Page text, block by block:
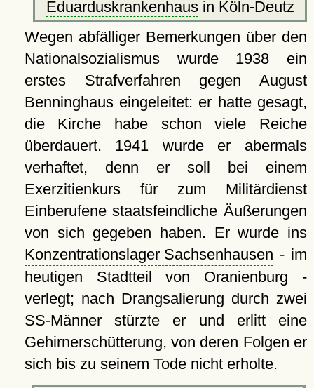
Eduarduskrankenhausin Köln-Deutz
Wegen abfälliger Bemerkungen über den
Nationalsozialismus wurde 1938 ein
erstes Strafverfahren gegen August
Benninghaus eingeleitet: er hatte gesagt,
die Kirche habe schon viele Reiche
überdauert. 1941 wurde er abermals
verhaftet, denn er soll bei einem
Exerzitienkurs für zum Militärdienst
Einberufene staatsfeindliche Äußerungen
von sich gegeben haben. Er wurde ins
Konzentrationslager Sachsenhausen - im
heutigen Stadtteil von Oranienburg -
verlegt; nach Drangsalierung durch zwei
SS-Männer stürzte er und erlitt eine
Gehirnerschütterung, von deren Folgen er
sich bis zu seinem Tode nicht erholte.